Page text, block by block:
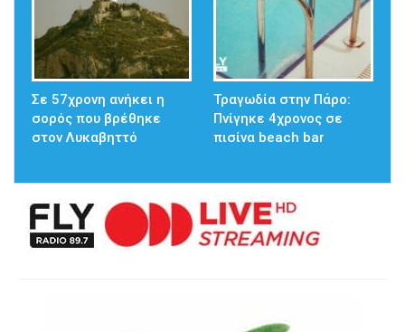
Σε 57χρονη ανήκει η
σορός που βρέθηκε
στον Λυκαβηττό
Τραγωδία στην Πάρο:
Πνίγηκε 4χρονος σε
πισίνα beach bar